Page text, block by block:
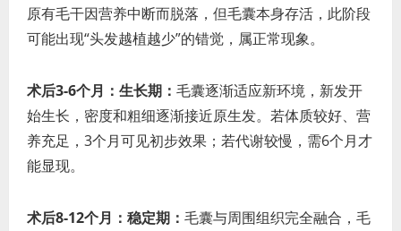
原有毛干因营养中断而脱落，但毛囊本身存活，此阶段
可能出现“头发越植越少”的错觉，属正常现象。
术后3-6个月：生长期： 毛囊逐渐适应新环境，新发开
始生长，密度和粗细逐渐接近原生发。若体质较好、营
养充足，3个月可见初步效果；若代谢较慢，需6个月才
能显现。
术后8-12个月：稳定期： 毛囊与周围组织完全融合，毛